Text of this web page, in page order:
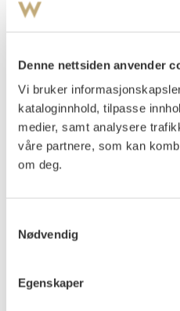
Denne nettsiden anvender
Vi bruker
kataloginnhold, tilpasse
medier, samt analysere
våre partnere, som kan
om deg.
Nødvendig
Egenskaper
Litografi, lysmål
Vurdering
NOK 10 000